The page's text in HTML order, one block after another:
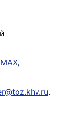
MAX,
.